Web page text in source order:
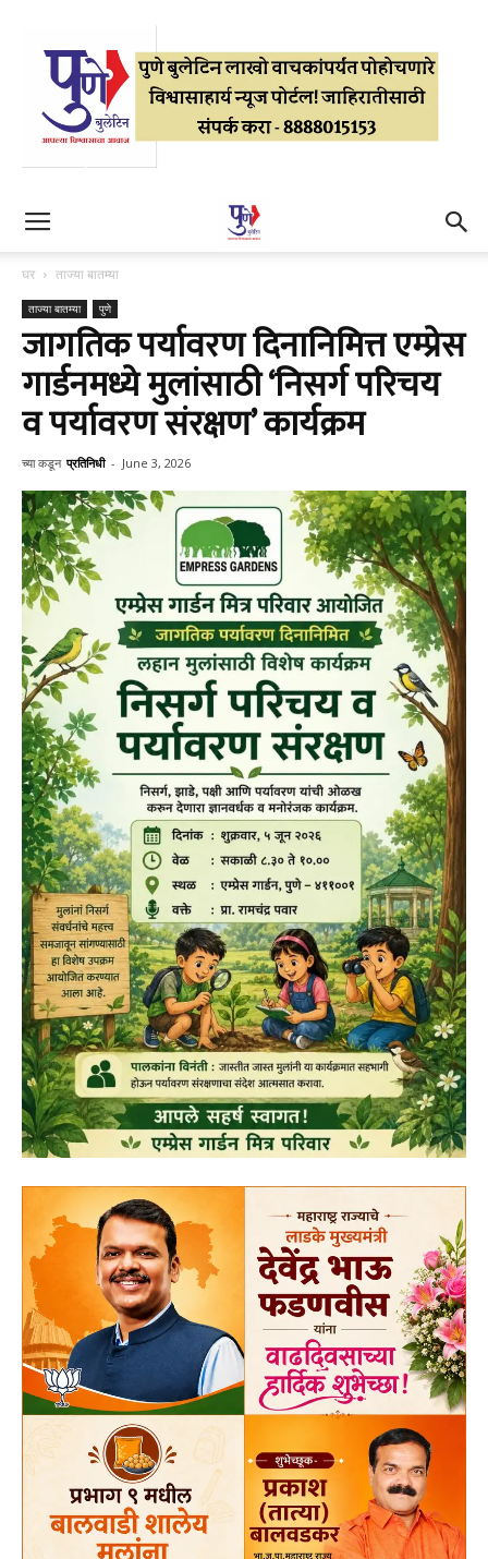
घर ताज्या बातम्या
ताज्या बातम्या पुणे
जागतिक पर्यावरण दिनानिमित्त एम्प्रेस
गार्डनमध्ये मुलांसाठी ‘निसर्ग परिचय
व पर्यावरण संरक्षण’ कार्यक्रम
च्या कडून प्रतिनिधी - June 3, 2026